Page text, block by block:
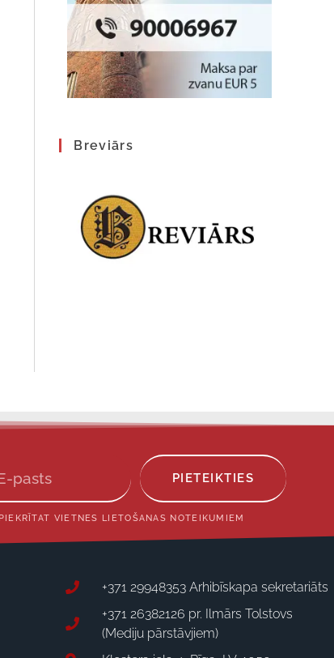
Breviārs
PIETEIKTIES
VIETNES LIETOŠANAS NOTEIKUMIEM
+371 29948353 Arhibīskapa sekretariāts
+371 26382126 pr. Ilmārs Tolstovs
(Mediju pārstāvjiem)